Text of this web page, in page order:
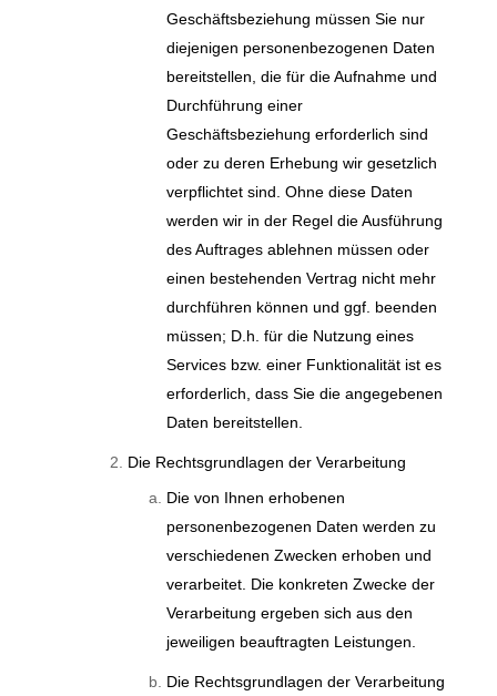
Geschäftsbeziehung müssen Sie nur
diejenigen personenbezogenen Daten
bereitstellen, die für die Aufnahme und
Durchführung einer
Geschäftsbeziehung erforderlich sind
oder zu deren Erhebung wir gesetzlich
verpflichtet sind. Ohne diese Daten
werden wir in der Regel die Ausführung
des Auftrages ablehnen müssen oder
einen bestehenden Vertrag nicht mehr
durchführen können und ggf. beenden
müssen; D.h. für die Nutzung eines
Services bzw. einer Funktionalität ist es
erforderlich, dass Sie die angegebenen
Daten bereitstellen.
Die Rechtsgrundlagen der Verarbeitung
Die von Ihnen erhobenen
personenbezogenen Daten werden zu
verschiedenen Zwecken erhoben und
verarbeitet. Die konkreten Zwecke der
Verarbeitung ergeben sich aus den
jeweiligen beauftragten Leistungen.
Die Rechtsgrundlagen der Verarbeitung